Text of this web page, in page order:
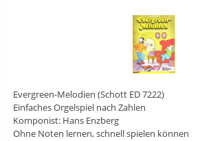
Evergreen-Melodien (Schott ED 7222)
Einfaches Orgelspiel nach Zahlen
Komponist: Hans Enzberg
Ohne Noten lernen, schnell spielen können